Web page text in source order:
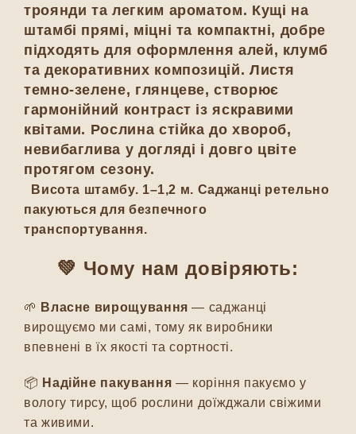
троянди та легким ароматом. Кущі на
штамбі прямі, міцні та компактні, добре
підходять для оформлення алей, клумб
та декоративних композицій. Листя
темно-зелене, глянцеве, створює
гармонійний контраст із яскравими
квітами. Рослина стійка до хвороб,
невибаглива у догляді і довго цвіте
протягом сезону.
Висота штамбу. 1–1,2 м. Саджанці ретельно
пакуються для безпечного
транспортування.
💚 Чому нам довіряють:
🌱 Власне вирощування — саджанці
вирощуємо ми самі, тому як виробники
впевнені в їх якості та сортності.
📦 Надійне пакування — коріння пакуємо у
вологу тирсу, щоб рослини доїжджали свіжими
та живими.